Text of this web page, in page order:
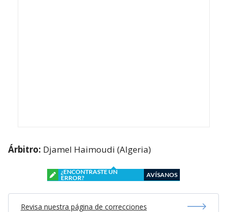
Árbitro: Djamel Haimoudi (Algeria)
¿ENCONTRASTE UN
ERROR?
AVÍSANOS
Revisa nuestra página de correcciones